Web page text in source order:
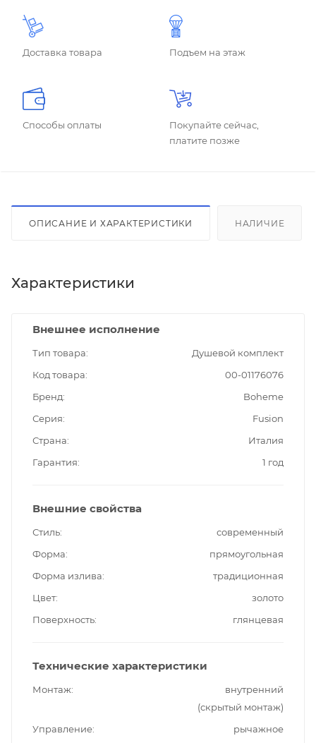
Доставка товара Подъем на этаж
Способы оплаты
Покупайте сейчас,
платите позже
ОПИСАНИЕ И ХАРАКТЕРИСТИКИ НАЛИЧИЕ
Характеристики
Внешнее исполнение
Тип товара
Душевой комплект
Код товара
00-01176076
Бренд
Boheme
Серия
Fusion
Страна
Италия
Гарантия
1 год
Внешние свойства
Стиль
современный
Форма
прямоугольная
Форма излива
традиционная
Цвет
золото
Поверхность
глянцевая
Технические характеристики
Монтаж
внутренний
(скрытый монтаж)
Управление
рычажное